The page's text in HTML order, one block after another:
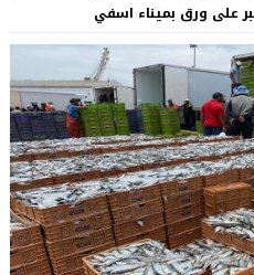
على ورق بميناء اسفي